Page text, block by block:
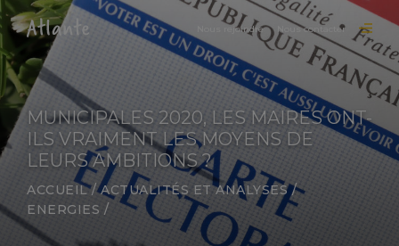
Nous rejoindre Nous contacter
MUNICIPALES 2020, LES MAIRES ONT-
ILS VRAIMENT LES MOYENS DE
LEURS AMBITIONS ?
ACCUEIL/ACTUALITÉS ET ANALYSES/
ENERGIES /